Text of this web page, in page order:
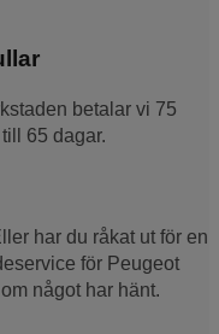
betalar vi 75
65 dagar.
har du råkat ut för en
för Peugeot
något har hänt.